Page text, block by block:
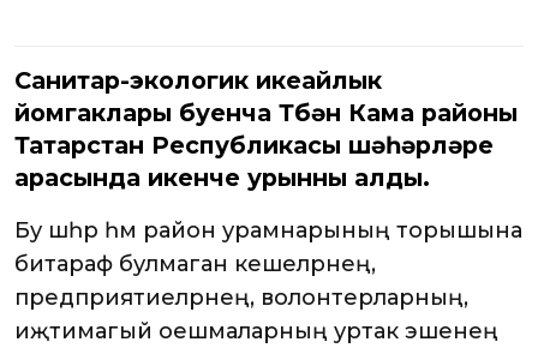
Санитар-экологик икеайлык
йомгаклары буенча Түбән Кама районы
Татарстан Республикасы шәһәрләре
арасында икенче урынны алды.
Бу шәһәр һәм район урамнарының торышына
битараф булмаган кешеләрнең,
предприятиеләрнең, волонтерларның,
иҗтимагый оешмаларның уртак эшенең